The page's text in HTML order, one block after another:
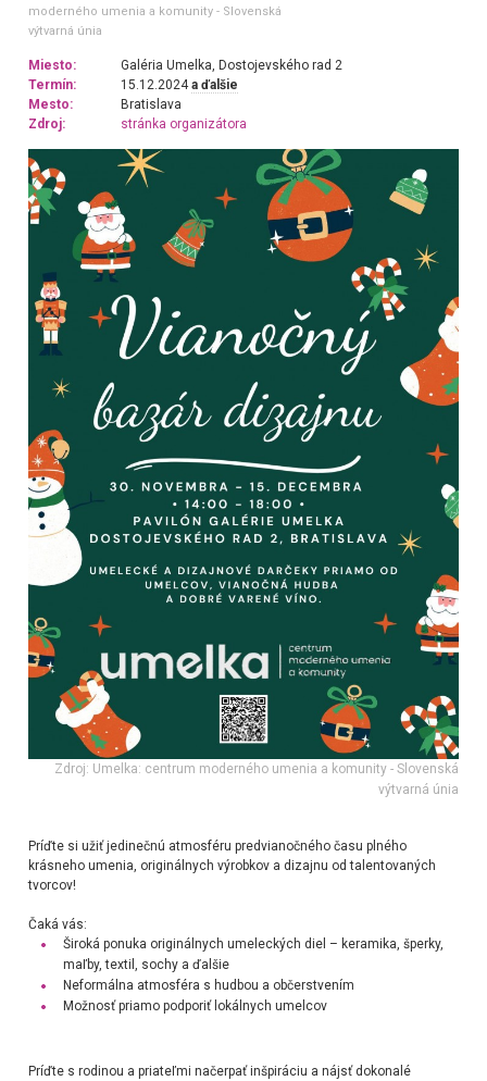
moderného umenia a komunity - Slovenská
výtvarná únia
Miesto:
Galéria Umelka, Dostojevského rad 2
Termín:
15.12.2024a ďalšie
Mesto:
Bratislava
Zdroj:
stránka organizátora
Zdroj: Umelka: centrum moderného umenia a komunity - Slovenská
výtvarná únia
Príďte si užiť jedinečnú atmosféru predvianočného času plného
krásneho umenia, originálnych výrobkov a dizajnu od talentovaných
tvorcov!
Čaká vás:
Široká ponuka originálnych umeleckých diel – keramika, šperky,
maľby, textil, sochy a ďalšie
Neformálna atmosféra s hudbou a občerstvením
Možnosť priamo podporiť lokálnych umelcov
Príďte s rodinou a priateľmi načerpať inšpiráciu a nájsť dokonalé